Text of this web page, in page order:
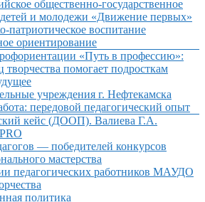
общественно-государственное
и молодежи «Движение первых»
патриотическое воспитание
ориентирование
«Путь в профессию»:
творчества помогает подросткам
учреждения г. Нефтекамска
передовой педагогический опыт
кейс (ДООП). Валиева Г.А.
— победителей конкурсов
мастерства
педагогических работников МАУДО
политика